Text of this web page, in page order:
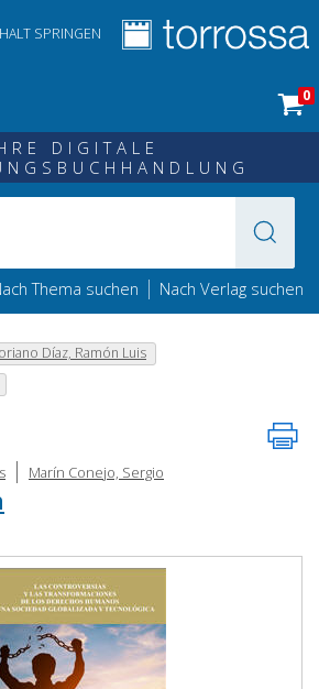
SPRINGEN
0
DIGITALE
Thema suchen | Nach Verlag suchen
Díaz, Ramón Luis
| Marín Conejo, Sergio